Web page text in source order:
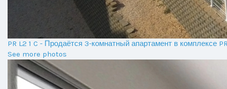
PR L2 1 C - Продаётся 3-комнатный апартамент в комплексе
See more photos